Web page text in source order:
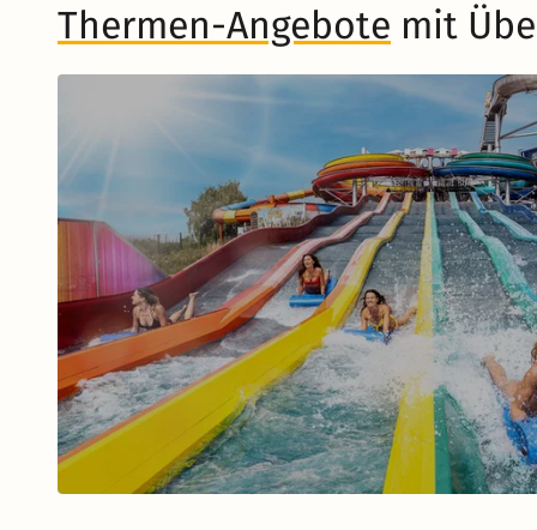
Musical in Berlin
Thermen-Angebote mit